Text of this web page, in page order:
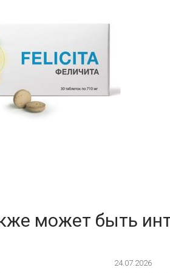
может быть
24.07.2026